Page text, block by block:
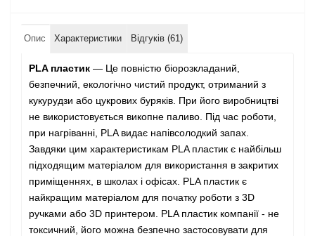
Опис Характеристики Відгуків (61)
PLA пластик — Це повністю біорозкладаний,
безпечний, екологічно чистий продукт, отриманий з
кукурудзи або цукрових буряків. При його виробництві
не використовується викопне паливо. Під час роботи,
при нагріванні, PLA видає напівсолодкий запах.
Завдяки цим характеристикам PLA пластик є найбільш
підходящим матеріалом для використання в закритих
приміщеннях, в школах і офісах. PLA пластик є
найкращим матеріалом для початку роботи з 3D
ручками або 3D принтером. PLA пластик компанії - не
токсичний, його можна безпечно застосовувати для